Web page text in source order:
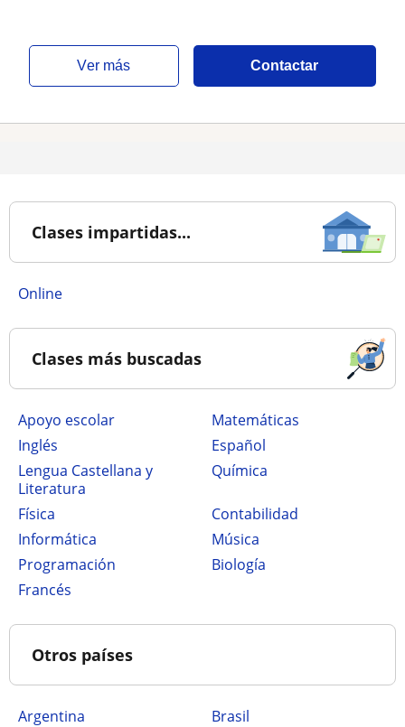
ver más Contactar
Clases impartidas...
online
Clases más buscadas
Apoyo escolar
Matemáticas
Inglés
Español
Lengua Castellana y
Literatura
Química
Física
Contabilidad
Informática
Música
Programación
Biología
Francés
Otros países
Argentina
Brasil